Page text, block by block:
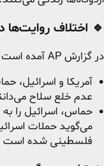
🔹 اختلاف
در گزارش AP آمده است:
آمریکا و اسرائیل،
عدم خلع سلاح
حماس، اسرائیل را
می‌گوید حملات
فلسطینی شده است